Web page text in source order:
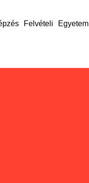
Felvételi Egyetem